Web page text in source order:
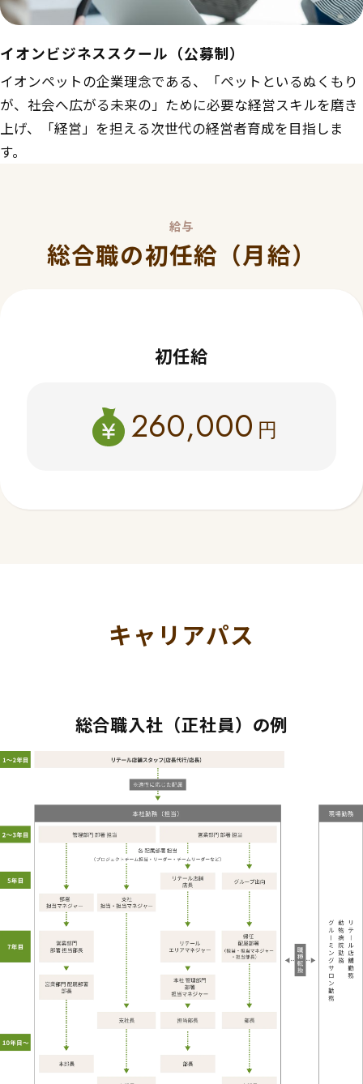
イオンビジネススクール（公募制）
イオンペットの企業理念である、「ペットといるぬくもり
が、社会へ広がる未来の」ために必要な経営スキルを磨き
上げ、「経営」を担える次世代の経営者育成を目指しま
す。
給与
総合職の初任給（月給）
初任給
260,000 円
キャリアパス
総合職入社（正社員）の例